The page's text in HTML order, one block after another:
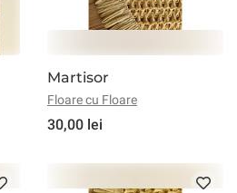
Martisor
Floare cu Floare
30,00 lei